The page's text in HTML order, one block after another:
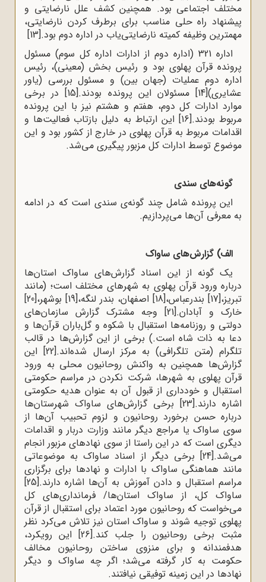
مختلف اجتماعی بود. همچنین کشف علل نارضایتی و
پیشنهاد راه حلی مناسب برای برطرف کردن نارضایتی،
مهمترین وظیفه کمیته نارضایتی‌یاب در اداره دوم بود.[13]
اداره 321 (اداره دوم از ادارات اداره کل سوم) مسئول
پرونده قرآن پهلوی بود و رئیس بخش (معینی)، رئیس
اداره دوم عملیات (جهان بین) و مسئول بررسی (یاور
عشایری)[14] مسئولان این پرونده بودند.[15]
در برخی
موارد ادارات کل دوم، هفتم و هشتم نیز با این پرونده
مربوط بودند.[16]
این ارتباط به دلیل بازتاب فعالیت‌ها و
اقدامات مربوط به قرآن پهلوی در خارج از کشور بود و این
موضوع توسط ادارات کل مزبور پیگیری می‌شد.
گونه‌های سندی
این پرونده شامل چند گونه‌ی سندی است که در ادامه
به معرفی آن‌ها می‌پردازیم.
الف) گزارش‌های ساواک
یک گونه از این اسناد گزارش‌های ساواک استان‌ها
درباره ورود قرآن پهلوی به شهرهای مختلف است؛ (مانند
تبریز،[17] بندرعباس،[18] اصفهان، بندر لنگه،[19] بوشهر،[20]
خارک و آبادان.[21]
وجه مشترک گزارش سازمان‌های
دولتی و روزنامه‌ها استقبال با شکوه و گل‌باران قرآن‌ها و
دعا به ذات شاه است.) برخی از این گزارش‌ها در قالب
تلگرام (متن تلگرافی) به مرکز ارسال شده‌اند.[22]
این
گزارش‌ها همچنین به واکنش روحانیون محلی به ورود
قرآن پهلوی به شهرها، شرکت نکردن در مراسم حکومتی
استقبال و خودداری از قبول آن به عنوان هدیه حکومتی
اشاره دارند.[23]
برخی گزارش‌های ساواک شهرستان‌ها
درباره حسن برخورد روحانیون و لزوم تحبیب آن‌ها از
سوی ساواک یا مراجع دیگر مانند وزارت دربار و اقدامات
دیگری است که در این راستا از سوی نهادهای مزبور انجام
می‌شد.[24]
برخی دیگر از اسناد ساواک به موضوعاتی
مانند هماهنگی ساواک با ادارات و نهادها برای برگزاری
مراسم استقبال و دادن آموزش به آن‌ها اشاره دارند.[25]
ساواک کل، از ساواک استان‌ها/ فرمانداری‌های کل
می‌خواست که روحانیون مورد اعتماد برای استقبال از قرآن
پهلوی توجیه شوند و ساواک استان نیز تلاش می‌کرد نظر
مثبت برخی روحانیون را جلب کند.[26]
این رویکرد،
هدفمندانه و برای منزوی ساختن روحانیون مخالف
حکومت به کار گرفته می‌شد؛ اگر چه ساواک و دیگر
نهادها در این زمینه توفیقی نیافتند.